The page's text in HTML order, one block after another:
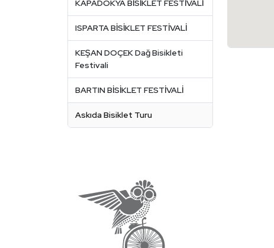
KAPADOKYA BİSİKLET FESTİVALİ
ISPARTA BİSİKLET FESTİVALİ
KEŞAN DOÇEK Dağ Bisikleti
Festivali
BARTIN BİSİKLET FESTİVALİ
Askıda Bisiklet Turu